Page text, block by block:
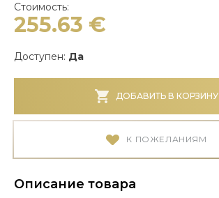
Стоимость:
255.63 €
Доступен: Да
ДОБАВИТЬ В КОРЗИНУ
К ПОЖЕЛАНИЯМ
Описание товара